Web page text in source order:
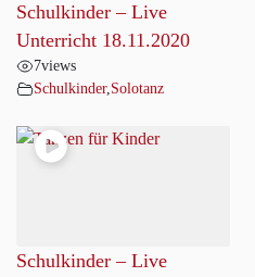
Schulkinder – Live
Unterricht 18.11.2020
7views
Schulkinder, Solotanz
Schulkinder – Live